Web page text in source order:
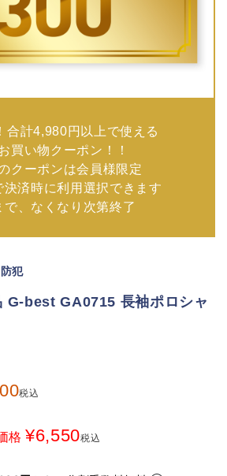
合計4,980円以上で使える
買い物クーポン！！
クーポンは会員様限定
決済時に利用選択できます
で、なくなり次第終了
犯
G-best GA0715 長袖ポロシャ
税込
格 ¥6,550税込